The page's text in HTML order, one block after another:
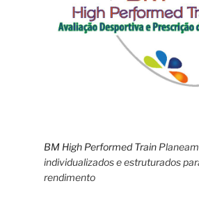
BM High Performed Train
individualizados e estruturados
rendimento